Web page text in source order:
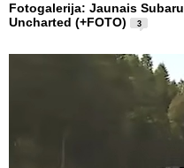
Fotogalerija: Jaunais Subaru
Uncharted (+FOTO)
3